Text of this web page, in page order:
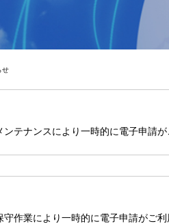
せ
テナンスにより一時的に電子申請
作業により一時的に電子申請がご